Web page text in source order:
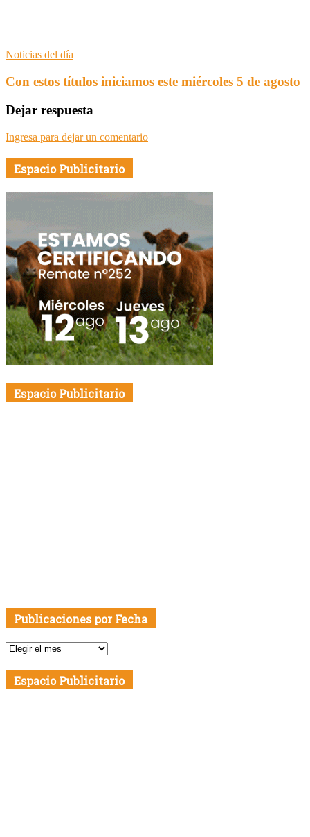
Noticias del día
Con estos títulos iniciamos este miércoles 5 de agosto
Dejar respuesta
Ingresa para dejar un comentario
Espacio Publicitario
Espacio Publicitario
Publicaciones por Fecha
Publicaciones
Fecha
Espacio Publicitario